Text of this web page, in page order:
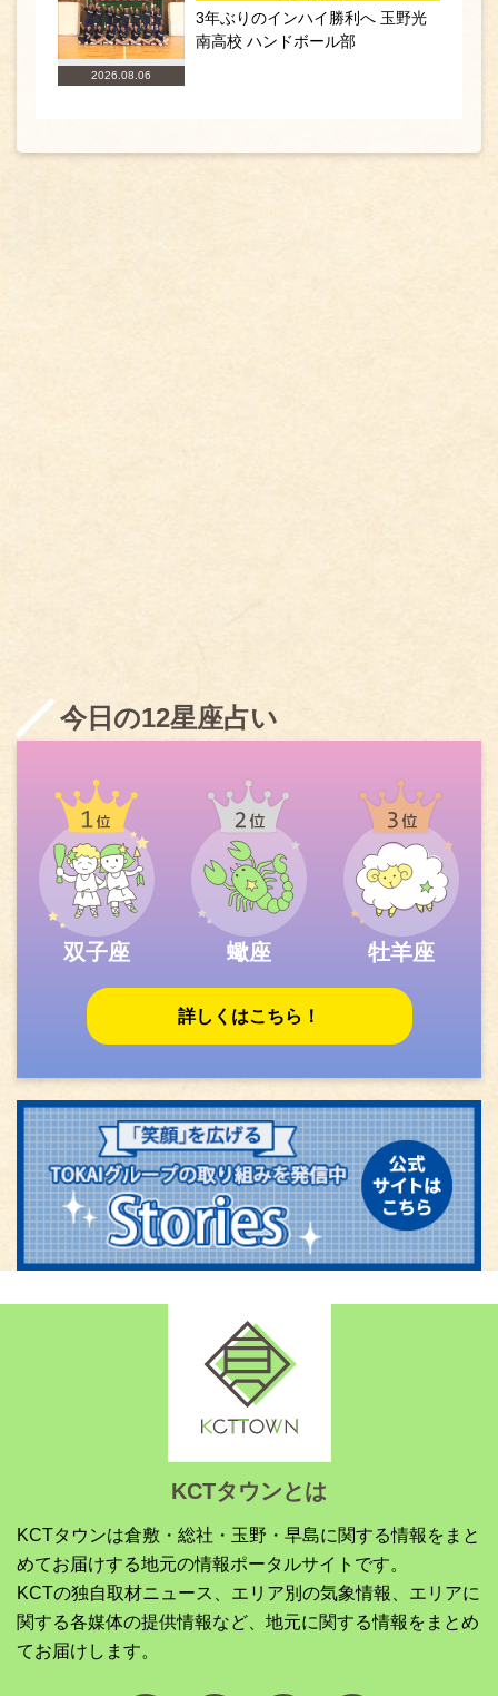
2026.08.06
3年ぶりのインハイ勝利へ 玉野光
南高校 ハンドボール部
今日の12星座占い
双子座 蠍座 牡羊座
詳しくはこちら！
KCTタウンとは
KCTタウンは倉敷・総社・玉野・早島に関する情報をまと
めてお届けする地元の情報ポータルサイトです。
KCTの独自取材ニュース、エリア別の気象情報、エリアに
関する各媒体の提供情報など、地元に関する情報をまとめ
てお届けします。